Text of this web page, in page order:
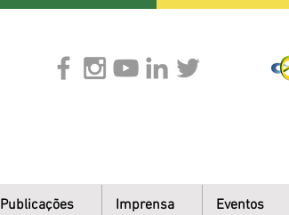
Publicações Imprensa Eventos